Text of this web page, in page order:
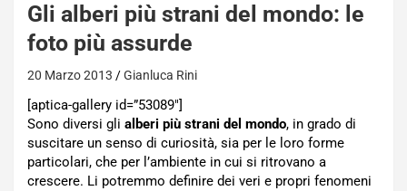
Gli alberi più strani del mondo: le
foto più assurde
20 Marzo 2013 Gianluca Rini
[aptica-gallery id=”53089″]
Sono diversi gli alberi più strani del mondo, in grado di
suscitare un senso di curiosità, sia per le loro forme
particolari, che per l’ambiente in cui si ritrovano a
crescere. Li potremmo definire dei veri e propri fenomeni